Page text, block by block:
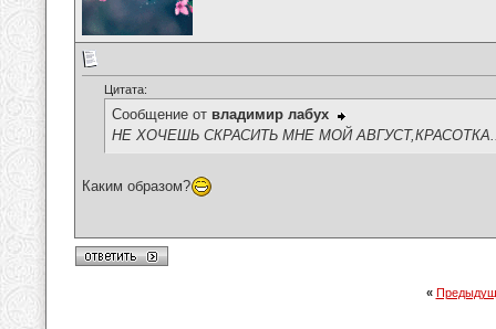
Цитата:
Сообщение от владимир лабух
НЕ ХОЧЕШЬ СКРАСИТЬ МНЕ МОЙ
Каким образом?
«